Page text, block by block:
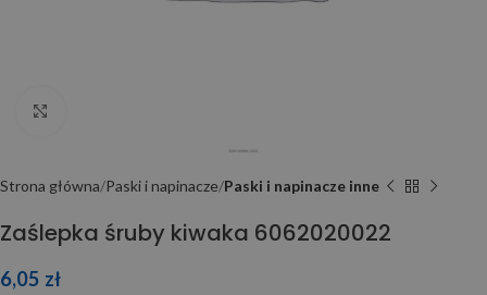
Strona główna Paski i napinacze Paski i napinacze inne
Zaślepka śruby kiwaka 6062020022
6,05 zł